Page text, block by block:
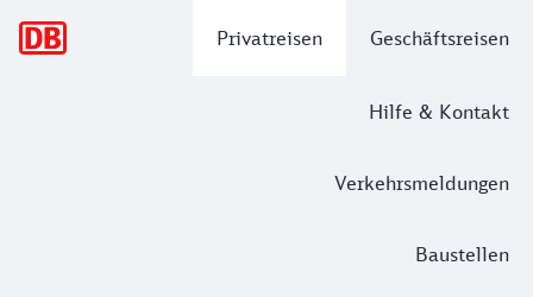
Privatreisen Geschäftsreisen
Hilfe & Kontakt
Verkehrsmeldungen
Baustellen